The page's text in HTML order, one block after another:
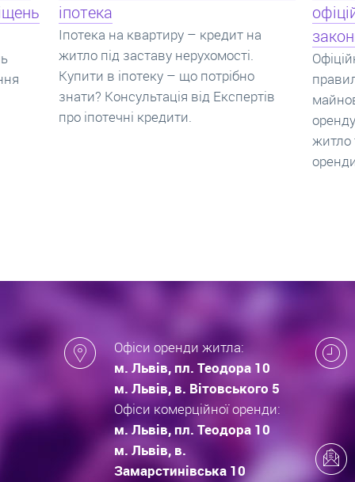
офіційний договір оренди та
законна здача житла
Офіційно здати квартиру в найм. Як
правильно укладати договір
майнового найму, який податок за
оренду квартири. Законно здати
ціни
Офіси оренди житла:
м. Львів, пл. Теодора 10
м. Львів, в. Вітовського 5
Офіси комерційної оренди:
м. Львів, пл. Теодора 10
м. Львів, в.
Замарстинівська 10